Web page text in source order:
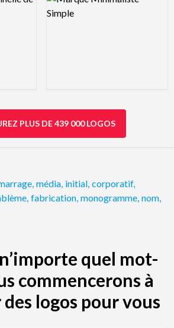
PLUS DE 439 000 LOGOS
média initial corporatif,
fabrication monogramme nom
quel mot-
commencerons à
logos pour vous